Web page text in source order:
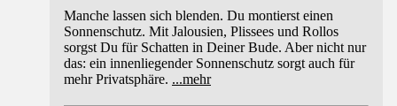
Manche lassen sich blenden. Du montierst einen
Sonnenschutz. Mit Jalousien, Plissees und Rollos
sorgst Du für Schatten in Deiner Bude. Aber nicht nur
das: ein innenliegender Sonnenschutz sorgt auch für
mehr Privatsphäre. ...mehr